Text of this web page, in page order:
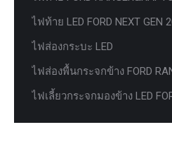
ไฟท้าย LED FORD NEXT GEN
ไฟส่องกระบะ LED
ไฟส่องพื้นกระจกข้าง FORD
ไฟเลี้ยวกระจกมองข้าง LED